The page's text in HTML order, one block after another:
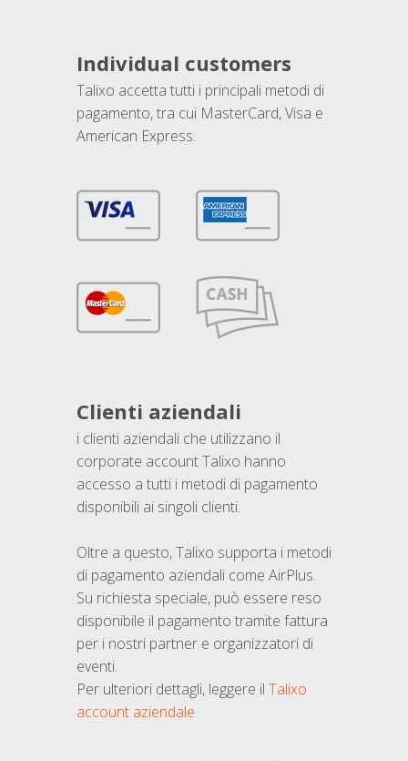
Individual customers
Talixo accetta tutti i principali metodi di
pagamento, tra cui MasterCard, Visa e
American Express.
Clienti aziendali
i clienti aziendali che utilizzano il
corporate account Talixo hanno
accesso a tutti i metodi di pagamento
disponibili ai singoli clienti.
Oltre a questo, Talixo supporta i metodi
di pagamento aziendali come AirPlus.
Su richiesta speciale, può essere reso
disponibile il pagamento tramite fattura
per i nostri partner e organizzatori di
eventi.
Per ulteriori dettagli, leggere il Talixo
account aziendale